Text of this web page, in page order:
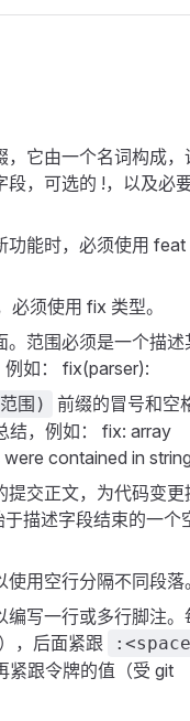
，它由一个名词构成，
，可选的 !，以及必
功能时，必须使用 feat
必须使用 fix 类型。
。范围必须是一个描述
如： fix(parser):
围)
前缀的冒号和空
结，例如： fix: array
contained in
提交正文，为代码变更
描述字段结束的一个
使用空行分隔不同段落
编写一行或多行脚注。
，后面紧跟
紧跟令牌的值（受 git